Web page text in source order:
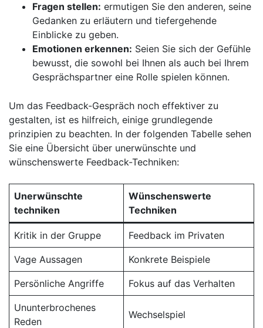
Fragen stellen: ermutigen Sie den anderen, seine
Gedanken zu erläutern und tiefergehende⁢
Einblicke zu⁤ geben.
Emotionen erkennen: Seien⁤ Sie sich der⁤ Gefühle
bewusst, die sowohl‍ bei‍ Ihnen als ​auch bei ‍Ihrem
Gesprächspartner ⁣eine Rolle spielen können.
Um das Feedback-Gespräch noch effektiver zu
gestalten, ist es hilfreich, einige grundlegende
prinzipien zu beachten. In ⁤der⁣ folgenden Tabelle sehen
Sie eine Übersicht über unerwünschte und
wünschenswerte⁣ Feedback-Techniken:
Unerwünschte
techniken
Wünschenswerte
Techniken
Kritik in der Gruppe Feedback ​im Privaten
Vage Aussagen Konkrete Beispiele
Persönliche Angriffe Fokus auf das Verhalten
Ununterbrochenes
Reden
Wechselspiel